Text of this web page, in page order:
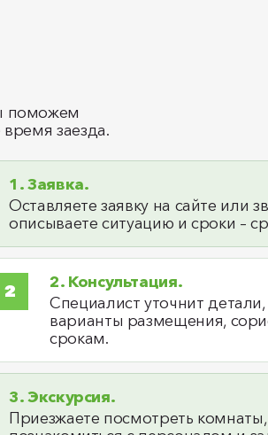
поможем
заезда.
1. Заявка.
Оставляете заявку на сайте или
описываете ситуацию и сроки –
2. Консультация.
Специалист уточнит
варианты размещения,
срокам.
3. Экскурсия.
Приезжаете посмотреть